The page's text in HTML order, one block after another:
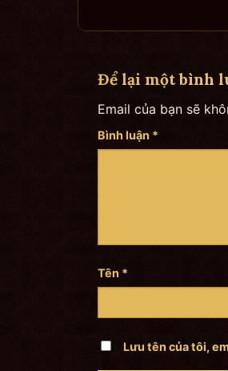
Để lại một bình
Email của bạn sẽ
Bình luận *
Tên *
Lưu tên của tôi,